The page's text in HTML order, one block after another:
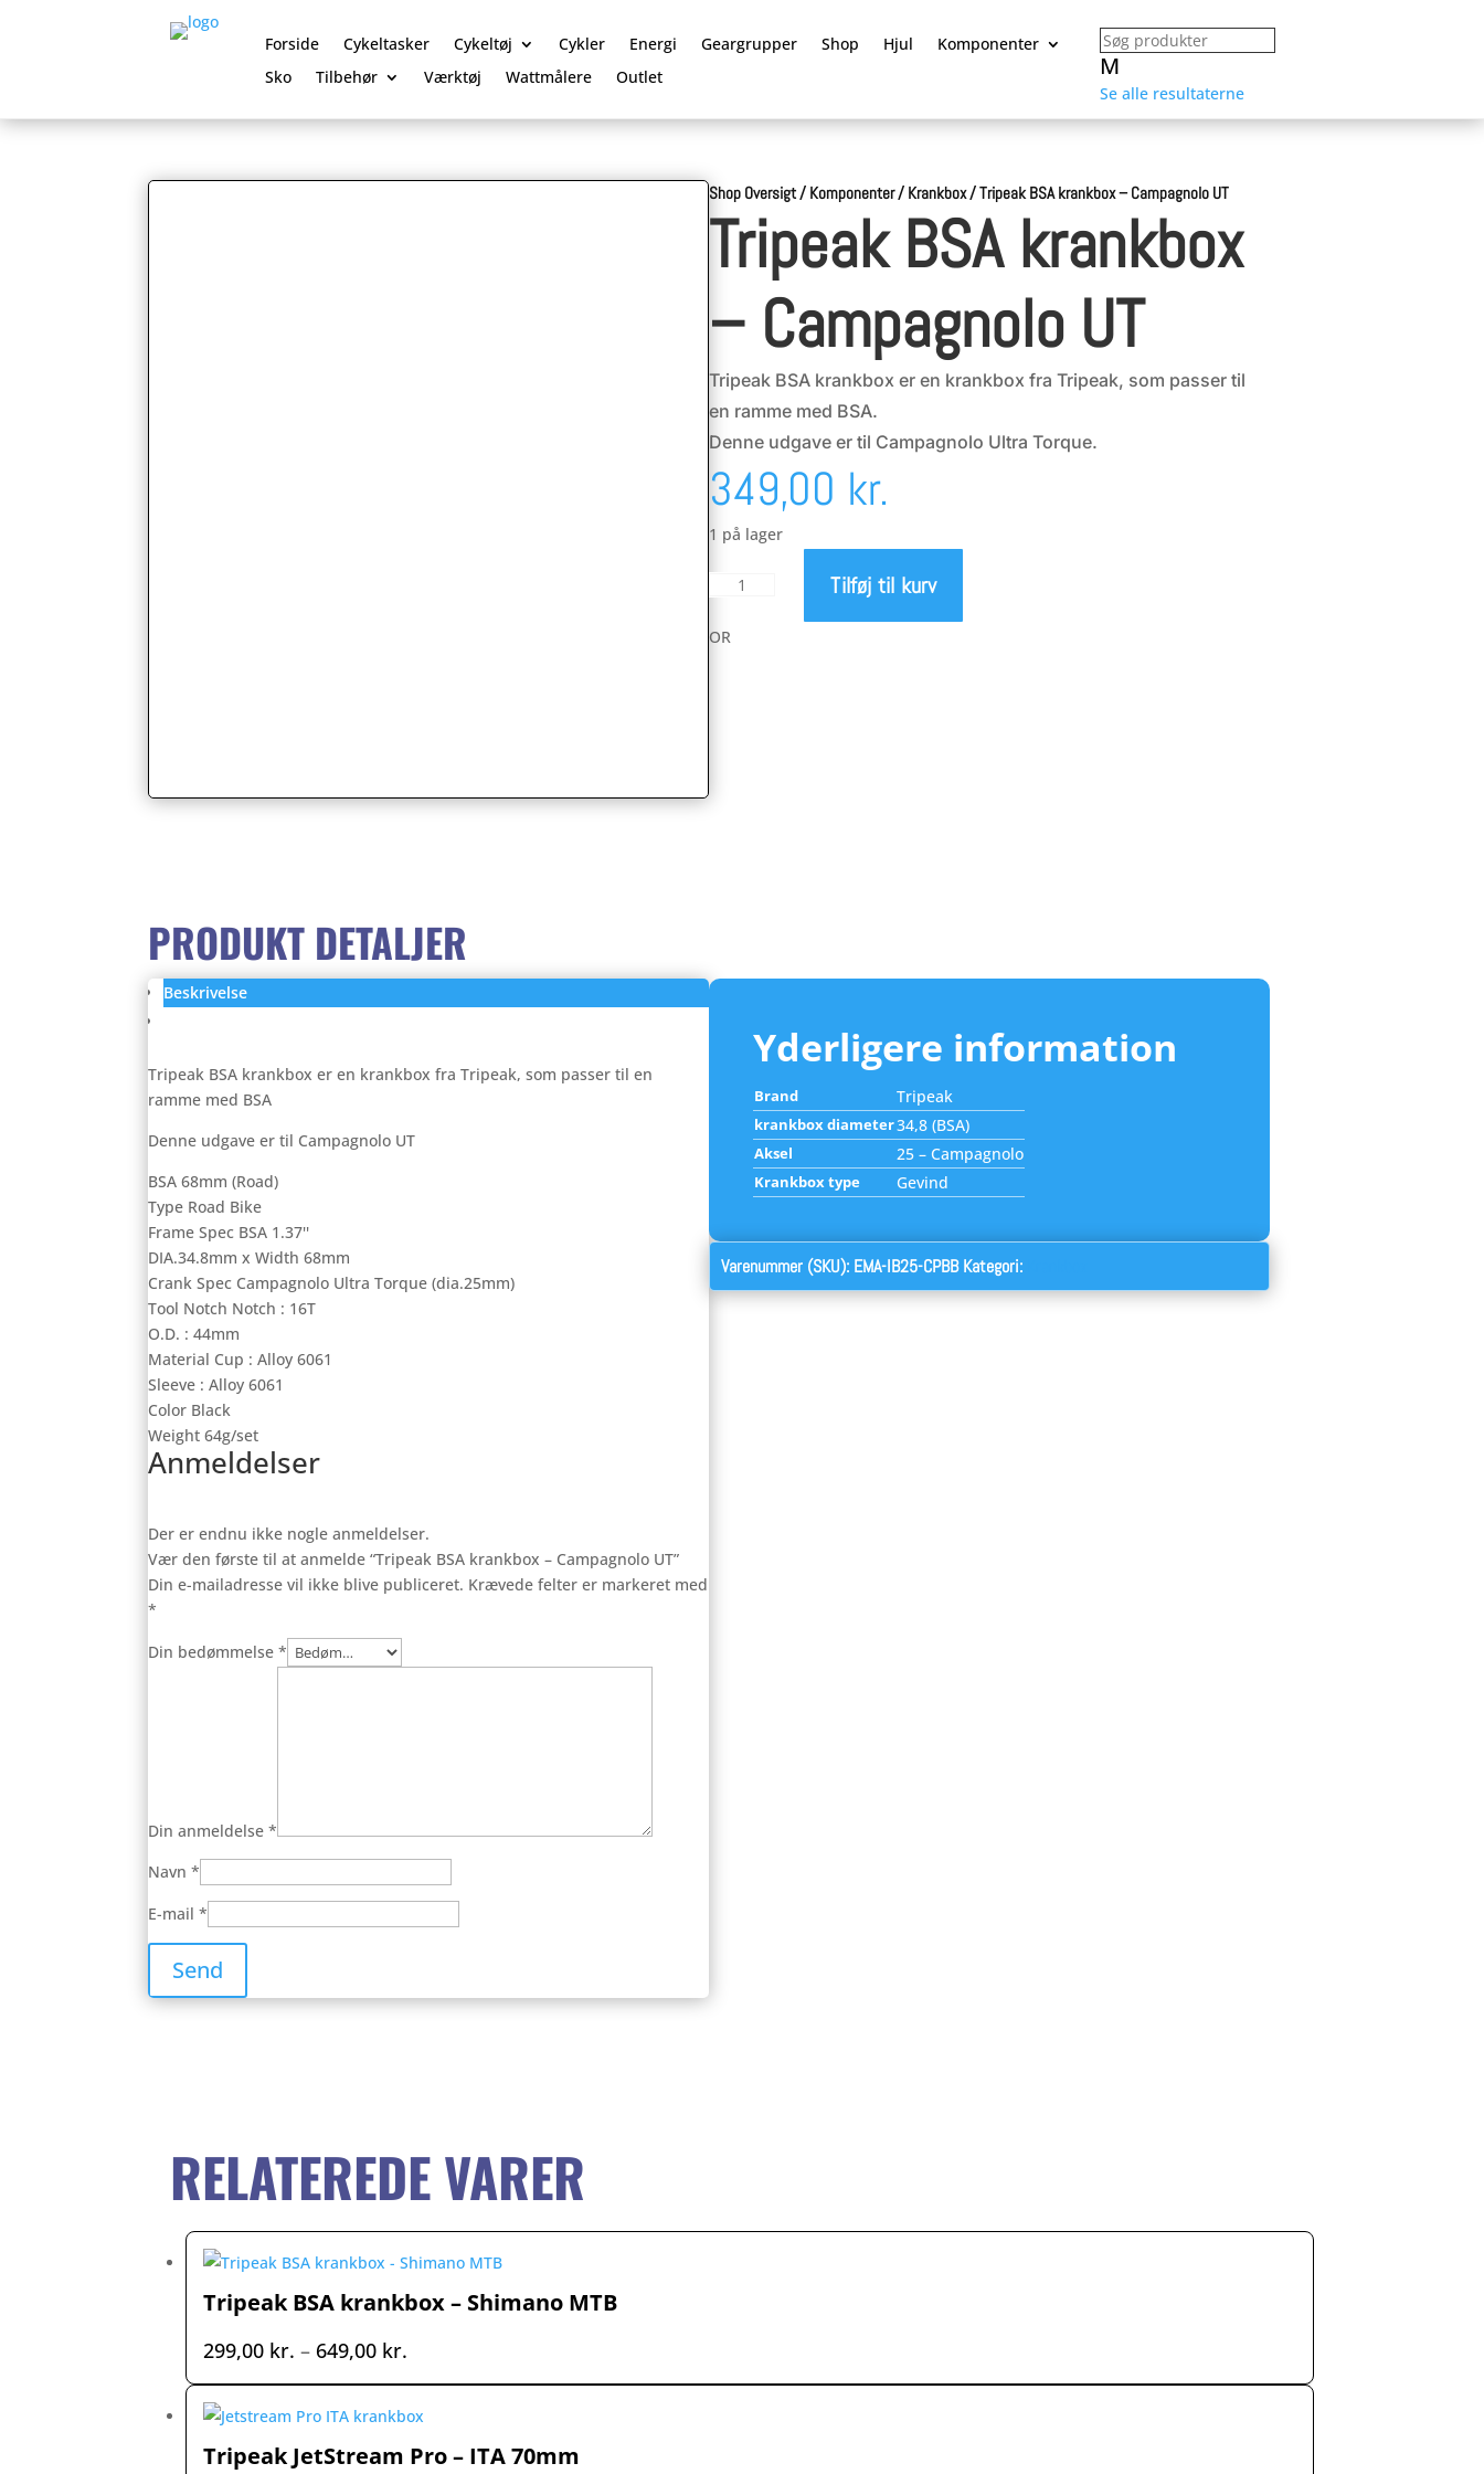
Forside Cykeltasker Cykeltøj Cykler Energi Geargrupper Shop Hjul
Komponenter
Sko
Tilbehør Værktøj Wattmålere Outlet M
Se alle resultaterne
Shop Oversigt / Komponenter/ Krankbox/Tripeak BSA krankbox – Campagnolo UT
Tripeak BSA krankbox
– Campagnolo UT
Tripeak BSA krankbox er en krankbox fra Tripeak, som passer til
en ramme med BSA.
Denne udgave er til Campagnolo Ultra Torque.
349,00 kr.
1 på lager
Tripeak
krankbox
Tilføj til kurv
OR
PRODUKT DETALJER
Beskrivelse
Tripeak BSA krankbox er en krankbox fra Tripeak, som passer til en
ramme med BSA
Denne udgave er til Campagnolo UT
BSA 68mm (Road)
Type Road Bike
Frame Spec BSA 1.37''
DIA.34.8mm x Width 68mm
Crank Spec Campagnolo Ultra Torque (dia.25mm)
Tool Notch Notch : 16T
O.D. : 44mm
Material Cup : Alloy 6061
Sleeve : Alloy 6061
Color Black
Weight 64g/set
Anmeldelser
Der er endnu ikke nogle anmeldelser.
Vær den første til at anmelde “Tripeak BSA krankbox – Campagnolo UT”
Din e-mailadresse vil ikke blive publiceret. Krævede felter er markeret med
*
Din bedømmelse*
Din anmeldelse*
Navn*
E-mail*
Yderligere information
Brand Tripeak
krankbox diameter34,8 (BSA)
Aksel 25 – Campagnolo
Krankbox type Gevind
Varenummer (SKU): EMA-IB25-CPBB Kategori:
RELATEREDE VARER
Tripeak BSA krankbox – Shimano MTB
299,00 kr. – 649,00 kr.
299,00 kr.
Tripeak JetStream Pro – ITA 70mm